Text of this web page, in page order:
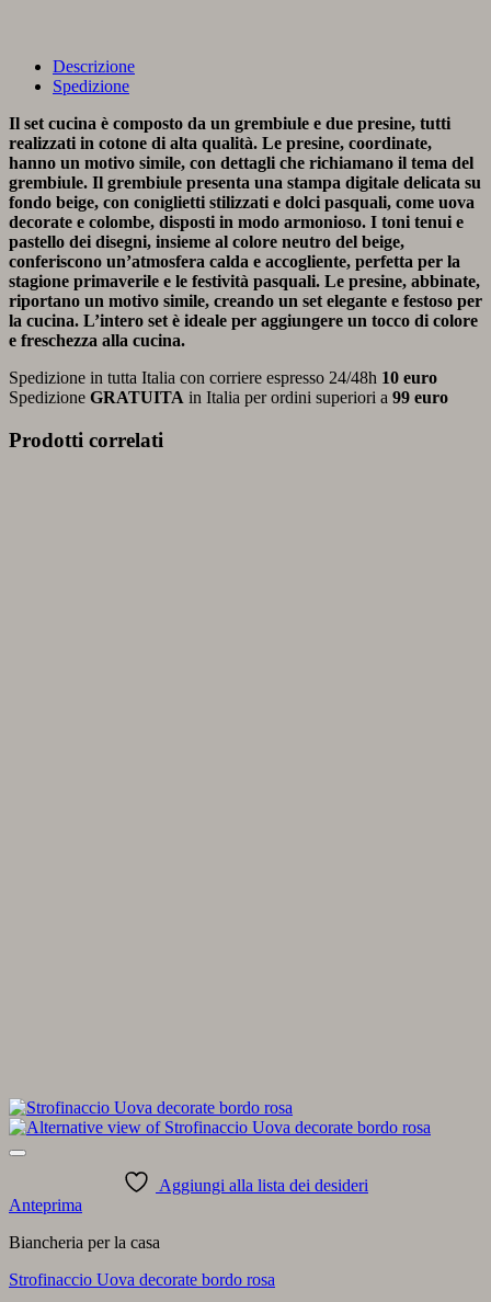
Descrizione
Spedizione
Il set cucina è composto da un grembiule e due presine, tutti
realizzati in cotone di alta qualità. Le presine, coordinate,
hanno un motivo simile, con dettagli che richiamano il tema del
grembiule. Il grembiule presenta una stampa digitale delicata su
fondo beige, con coniglietti stilizzati e dolci pasquali, come uova
decorate e colombe, disposti in modo armonioso. I toni tenui e
pastello dei disegni, insieme al colore neutro del beige,
conferiscono un’atmosfera calda e accogliente, perfetta per la
stagione primaverile e le festività pasquali. Le presine, abbinate,
riportano un motivo simile, creando un set elegante e festoso per
la cucina. L’intero set è ideale per aggiungere un tocco di colore
e freschezza alla cucina.
Spedizione in tutta Italia con corriere espresso 24/48h 10 euro
Spedizione GRATUITA in Italia per ordini superiori a 99 euro
Prodotti correlati
Aggiungi alla lista dei desideri
Anteprima
Biancheria per la casa
Strofinaccio Uova decorate bordo rosa